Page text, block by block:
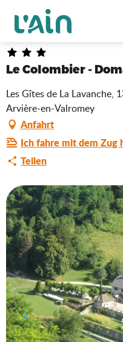
contenu
principal
Startseite
Le Colombier -
Les Gîtes de La Lavanche,
Arvière-en-Valromey
Anfahrt
Ich fahre mit dem Zug
Teilen